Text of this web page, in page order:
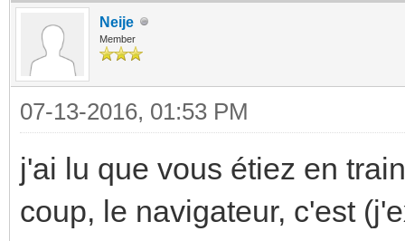
Neije
Member
07-13-2016, 01:53 PM
j'ai lu que vous étiez en
coup, le navigateur, c'est